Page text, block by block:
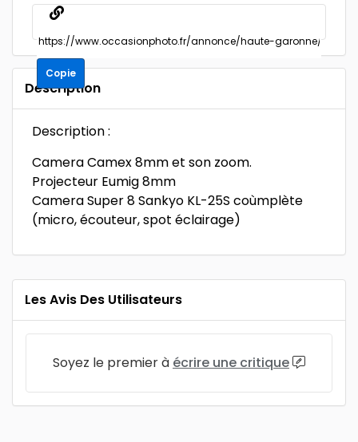
Copie
Description
Description :
Camera Camex 8mm et son zoom.
Projecteur Eumig 8mm
Camera Super 8 Sankyo KL-25S coùmplète
(micro, écouteur, spot éclairage)
Les Avis Des Utilisateurs
Soyez le premier à écrire une critique